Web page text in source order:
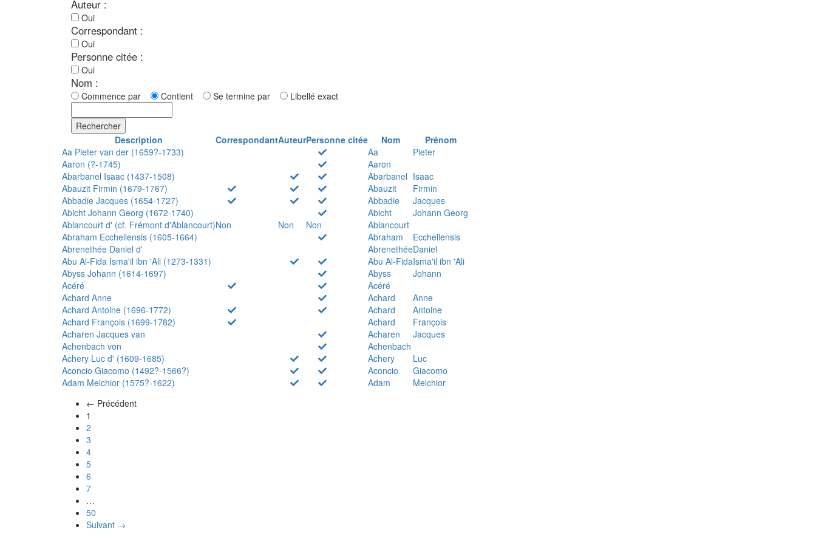
Auteur :
Oui
Correspondant :
Oui
Personne citée :
Oui
Nom :
Commence par Contient Se termine par Libellé exact
Rechercher
Description
CorrespondantAuteurPersonne citée Nom
Prénom
Aa Pieter van der (1659?-1733)
Aa
Pieter
Aaron (?-1745)
Aaron
Abarbanel Isaac (1437-1508)
Abarbanel Isaac
Abauzit Firmin (1679-1767)
Abauzit
Firmin
Abbadie Jacques (1654-1727)
Abbadie
Jacques
Abicht Johann Georg (1672-1740)
Abicht
Johann Georg
Ablancourt d' (cf. Frémont d'Ablancourt)Non Non Non
Ablancourt
Abraham Ecchellensis (1605-1664)
Abraham
Ecchellensis
Abrenethée Daniel d'
AbrenethéeDaniel
Abu Al-Fida Isma'il ibn 'Ali (1273-1331)
Abu Al-FidaIsma'il ibn 'Ali
Abyss Johann (1614-1697)
Abyss
Johann
Acéré
Acéré
Achard Anne
Achard
Anne
Achard Antoine (1696-1772)
Achard
Antoine
Achard François (1699-1782)
Achard
François
Acharen Jacques van
Acharen
Jacques
Achenbach von
Achenbach
Achery Luc d' (1609-1685)
Achery
Luc
Aconcio Giacomo (1492?-1566?)
Aconcio
Giacomo
Adam Melchior (1575?-1622)
Adam
Melchior
← Précédent
1
2
3
4
5
6
7
…
50
Suivant →